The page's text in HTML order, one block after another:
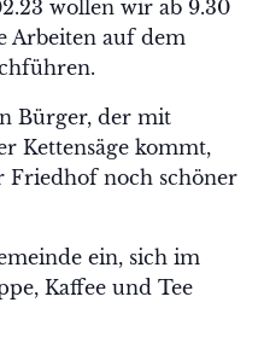
wollen wir ab 9.30
Arbeiten auf dem
Bürger, der mit
Kettensäge kommt,
Friedhof noch schöner
ein, sich im
Kaffee und Tee